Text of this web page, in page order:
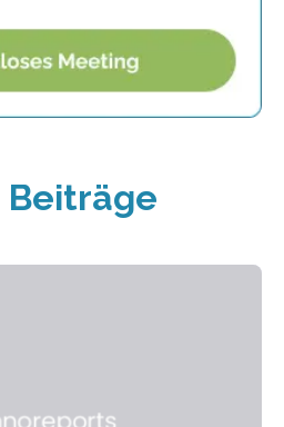
Beiträge